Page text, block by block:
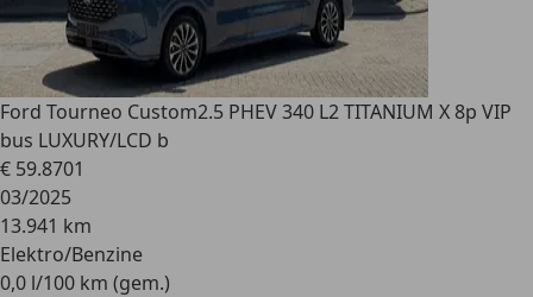
Ford Tourneo Custom2.5 PHEV 340 L2 TITANIUM X 8p VIP
bus LUXURY/LCD b
€ 59.8701
03/2025
13.941 km
Elektro/Benzine
0,0 l/100 km (gem.)